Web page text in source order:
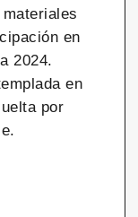
en
2024.
en
por